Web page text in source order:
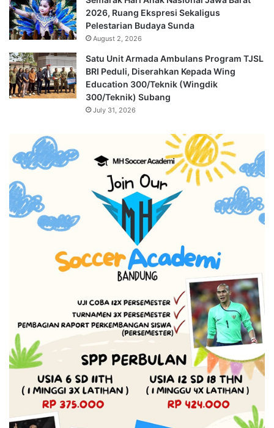
2026, Ruang Ekspresi Sekaligus
Pelestarian Budaya Sunda
August 2, 2026
Satu Unit Armada Ambulans Program TJSL
BRI Peduli, Diserahkan Kepada Wing
Education 300/Teknik (Wingdik
300/Teknik) Subang
July 31, 2026